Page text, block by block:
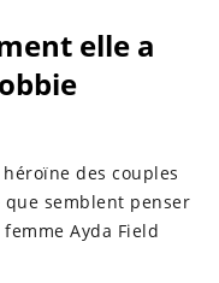
elle a
des couples
semblent penser
Ayda Field